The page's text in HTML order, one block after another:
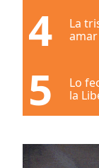
4
La
5
Lo
la